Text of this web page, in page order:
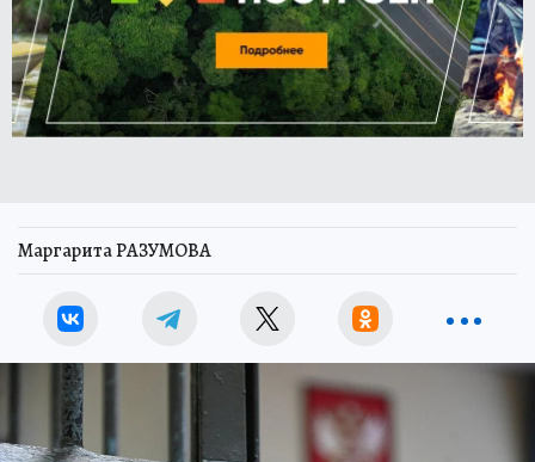
Маргарита РАЗУМОВА